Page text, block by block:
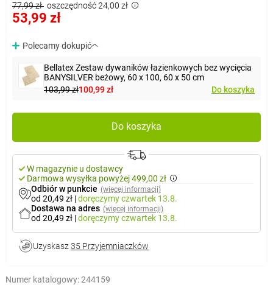
77,99 zł oszczędność 24,00 zł
53,99 zł
Polecamy dokupić
Bellatex Zestaw dywaników łazienkowych bez wycięcia
BANYSILVER beżowy, 60 x 100, 60 x 50 cm
103,99 zł100,99 zł Do koszyka
Do koszyka
W magazynie u dostawcy
Darmowa wysyłka powyżej 499,00 zł
Odbiór w punkcie (więcej informacji)
od 20,49 zł |doręczymyczwartek 13.8.
Dostawa na adres (więcej informacji)
od 20,49 zł |doręczymyczwartek 13.8.
Uzyskasz 35 Przyjemniaczków
Numer katalogowy:244159